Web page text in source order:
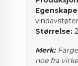
Størrelse:
Merk:
noe fra